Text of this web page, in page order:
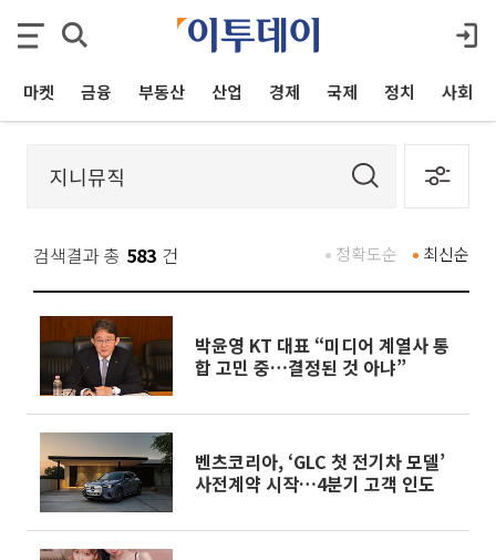
마켓 금융 부동산 산업 경제 국제 정치 사회
검색결과 총 583 건 최신순
정확도순
박윤영 KT 대표 “미디어 계열사 통
합 고민 중…결정된 것 아냐”
벤츠코리아, ‘GLC 첫 전기차 모델’
사전계약 시작…4분기 고객 인도